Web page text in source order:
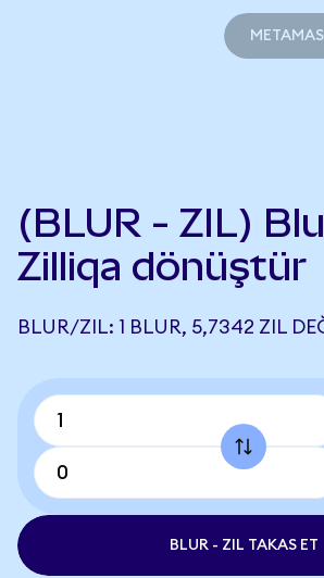
(BLUR - ZIL)
Zilliqa dönüştür
BLUR/ZIL: 1 BLUR, 5,7342 ZIL
BLUR - ZIL TAKAS ET